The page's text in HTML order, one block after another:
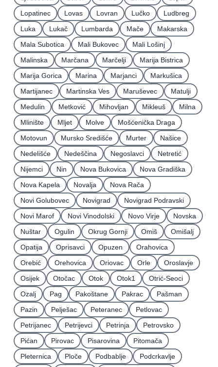
Lopatinec
Lovas Lovran Lučko
Ludbreg
Luka
Lukač Lumbarda Mače
Makarska
Mala Subotica
Mali Bukovec
Mali Lošinj
Malinska
Marčana Marčelji
Marija Bistrica
Marija Gorica
Marina Marjanci
Markušica
Martijanec
Martinska Ves Maruševec
Matulji
Medulin
Metković Mihovljan Mikleuš
Milna
Mlinište
Mljet Molve
Mošćenička Draga
Motovun
Mursko Središće Murter
Našice
Nedelišće
Nedeščina Negoslavci
Netretić
Nijemci
Nin Nova Bukovica
Nova Gradiška
Nova Kapela
Novalja
Nova Rača
Novi Golubovec
Novigrad
Novigrad Podravski
Novi Marof
Novi Vinodolski Novo Virje
Novska
Nuštar
Ogulin Okrug Gornji Omiš
Omišalj
Opatija
Oprisavci Opuzen
Orahovica
Orebić
Orehovica Oriovac Orle
Oroslavje
Osijek
Otočac Otok Otok1
Otrić-Seoci
Ozalj
Pag Pakoštane Pakrac
Pašman
Pazin
Pelješac Peteranec
Petlovac
Petrijanec
Petrijevci Petrinja
Petrovsko
Pićan
Pirovac Pisarovina
Pitomača
Pleternica
Ploče Podbablje
Podcrkavlje